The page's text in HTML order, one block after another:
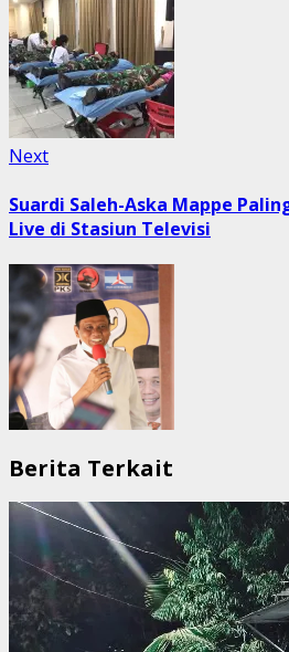
NextNext
Suardi Saleh-Aska Mappe
Live di Stasiun Televisi
Berita Terkait